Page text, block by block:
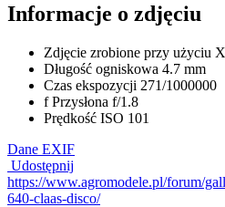
Informacje o zdjęciu
Zdjęcie zrobione przy użyciu
Długość ogniskowa 4.7 mm
Czas ekspozycji 271/1000000
f Przysłona f/1.8
Prędkość ISO 101
Dane EXIF
Udostępnij
https://www.agromodele.pl/forum/
640-claas-disco/